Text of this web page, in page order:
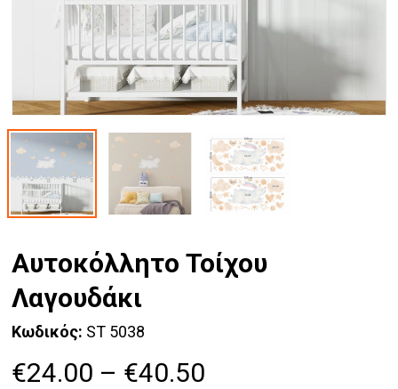
Αυτοκόλλητο Τοίχου
Λαγουδάκι
Κωδικός: ST 5038
€24.00 – €40.50